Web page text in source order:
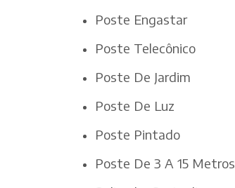
Poste Engastar
Poste Telecônico
Poste De Jardim
Poste De Luz
Poste Pintado
Poste De 3 A 15 Metros